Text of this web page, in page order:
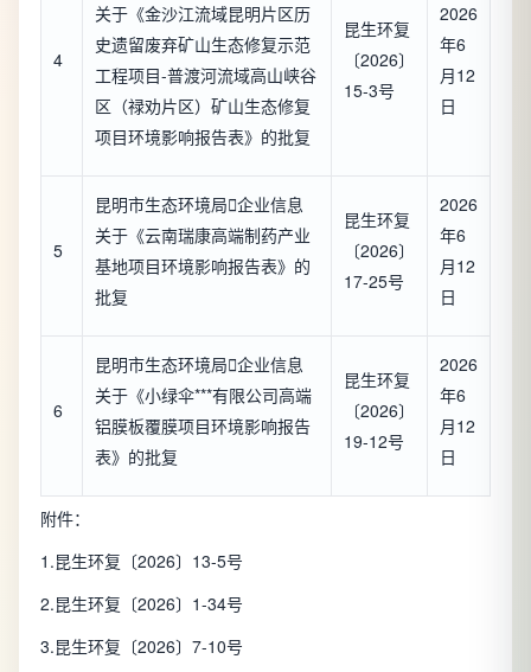
4
关于《金沙江流域昆明片区历
史遗留废弃矿山生态修复示范
工程项目-普渡河流域高山峡谷
区（禄劝片区）矿山生态修复
项目环境影响报告表》的批复
昆生环复
〔2026〕
15-3号
2026
年6
月12
日
5
昆明市生态环境局企业信息
关于《云南瑞康高端制药产业
基地项目环境影响报告表》的
批复
昆生环复
〔2026〕
17-25号
2026
年6
月12
日
6
昆明市生态环境局企业信息
关于《小绿伞***有限公司高端
铝膜板覆膜项目环境影响报告
表》的批复
昆生环复
〔2026〕
19-12号
2026
年6
月12
日
附件：
1.昆生环复〔2026〕13-5号
2.昆生环复〔2026〕1-34号
3.昆生环复〔2026〕7-10号